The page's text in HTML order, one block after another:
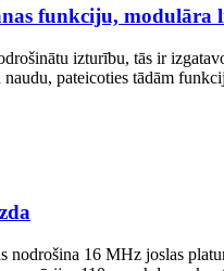
funkciju, modulāra
izturību, tās ir
pateicoties tādām
16 MHz joslas